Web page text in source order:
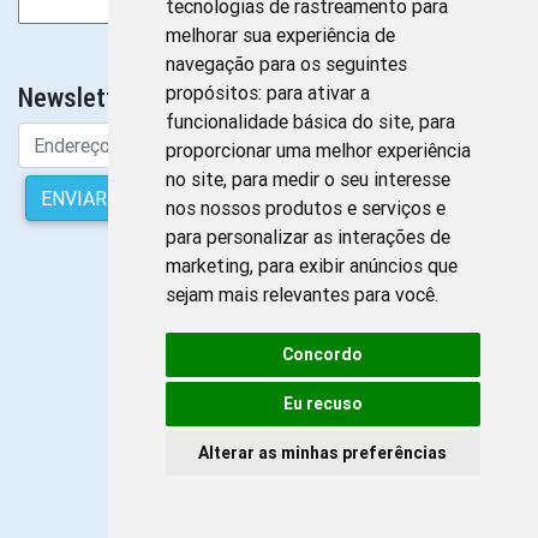
tecnologias de rastreamento para
melhorar sua experiência de
navegação para os seguintes
propósitos: para ativar a
funcionalidade básica do site, para
proporcionar uma melhor experiência
no site, para medir o seu interesse
nos nossos produtos e serviços e
para personalizar as interações de
marketing, para exibir anúncios que
sejam mais relevantes para você.
Concordo
Eu recuso
Alterar as minhas preferências
por:
Sem Banners para exibir
Newsletter da Enfermagem
ENVIAR